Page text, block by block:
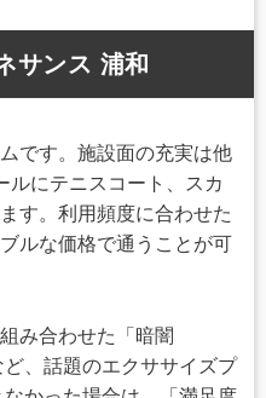
サンス 浦和
です。施設面の充実は他
ルにテニスコート、スカ
す。利用頻度に合わせた
ルな価格で通うことが可
み合わせた「暗闇
、話題のエクササイズプ